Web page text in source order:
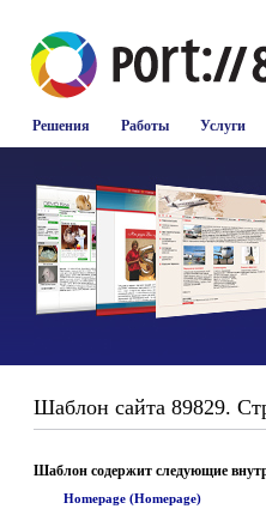
Решения Работы Услуги
Шаблон сайта 89829.
Шаблон содержит следующие
Homepage (Homepage)